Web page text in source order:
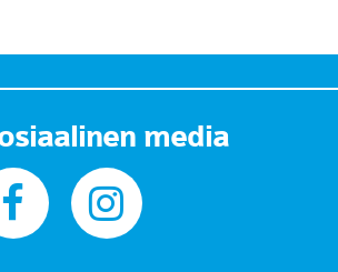
media